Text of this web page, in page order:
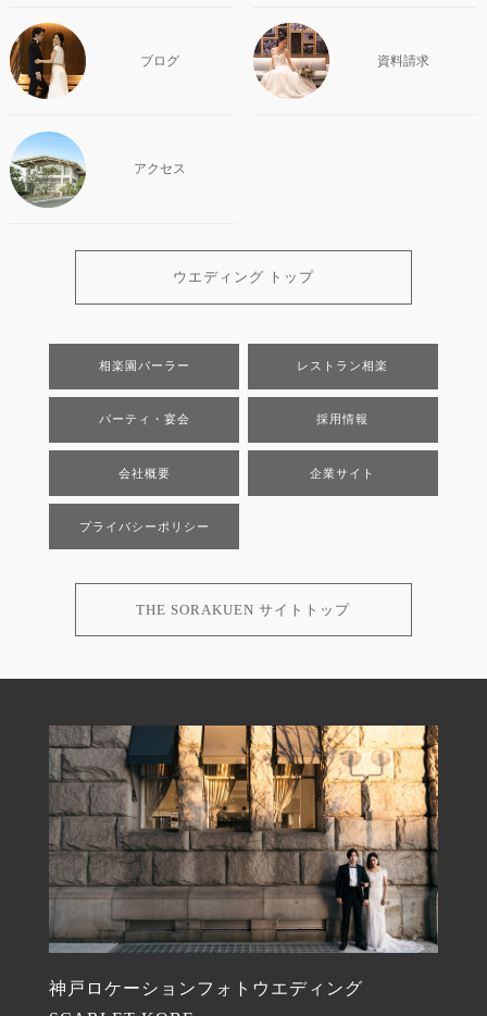
ブログ 資料請求
アクセス
ウエディング トップ
相楽園パーラー レストラン相楽
パーティ・宴会 採用情報
会社概要 企業サイト
プライバシーポリシー
THE SORAKUEN サイトトップ
神戸ロケーションフォトウエディング